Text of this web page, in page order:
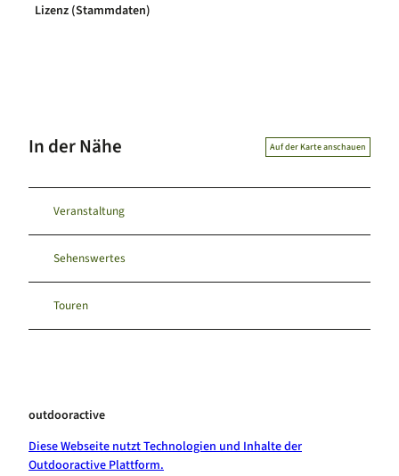
Lizenz (Stammdaten)
In der Nähe Auf der Karte anschauen
Veranstaltung
Sehenswertes
Touren
outdooractive
Diese Webseite nutzt Technologien und Inhalte der
Outdooractive Plattform.